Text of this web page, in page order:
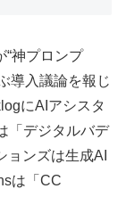
“神プロンプ
導入議論を報じ
にAIアシスタ
「デジタルバデ
ョンズは生成AI
は「CC